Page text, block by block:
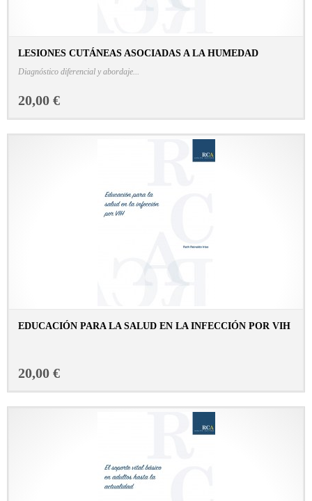
LESIONES CUTÁNEAS ASOCIADAS A LA HUMEDAD
Diagnóstico diferencial y abordaje...
20,00 €
EDUCACIÓN PARA LA SALUD EN LA INFECCIÓN POR VIH
20,00 €